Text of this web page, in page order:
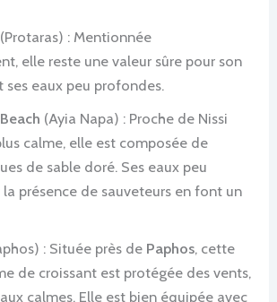
(Protaras) : Mentionnée
elle reste une valeur sûre pour son
ses eaux peu profondes.
(Ayia Napa) : Proche de Nissi
calme, elle est composée de
de sable doré. Ses eaux peu
présence de sauveteurs en font un
: Située près de Paphos, cette
de croissant est protégée des vents,
calmes. Elle est bien équipée avec